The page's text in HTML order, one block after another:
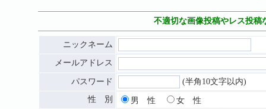
不適切な画像投稿やレス投稿
ニックネーム
メールアドレス
パスワード
(半角10文字以内)
性 別
男 性 女 性